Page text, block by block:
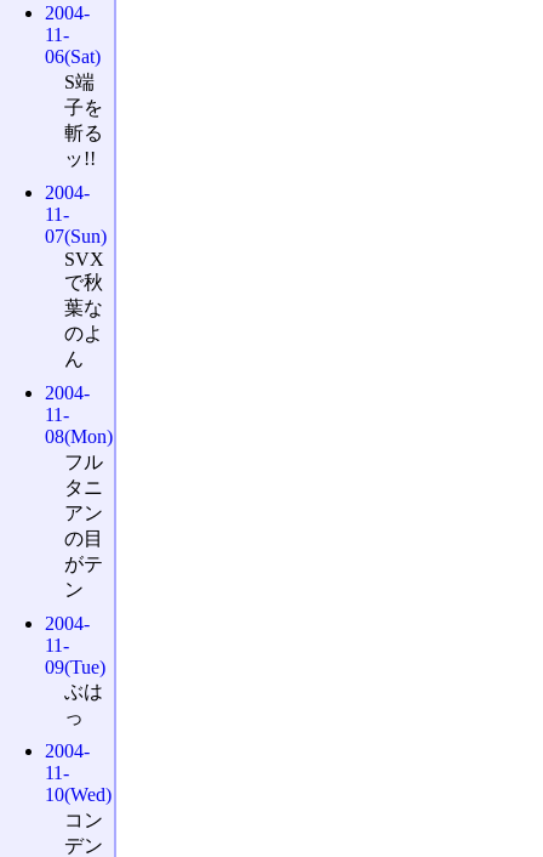
2004-
11-
06(Sat)
S端
子を
斬る
ッ!!
2004-
11-
07(Sun)
SVX
で秋
葉な
のよ
ん
2004-
11-
08(Mon)
フル
タニ
アン
の目
がテ
ン
2004-
11-
09(Tue)
ぶは
っ
2004-
11-
10(Wed)
コン
デン